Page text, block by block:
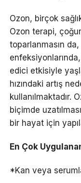
Ozon, birçok
Ozon terapi,
toparlanmasın
edici etkisiyle
hızındaki artış
kullanılmaktadır.
biçimde
bir hayat için
En Çok
*Kan veya